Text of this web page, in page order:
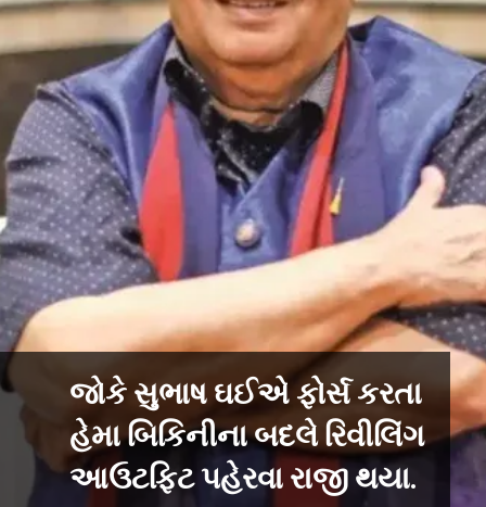
જોકે સુભાષ ઘઈએ ફોર્સ કરતા
હેમા બિકિનીના બદલે રિવીલિંગ
આઉટફિટ પહેરવા રાજી થયા.